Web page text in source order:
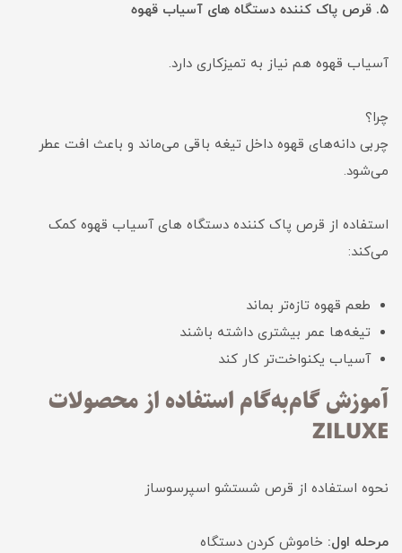
۵. قرص پاک کننده دستگاه های آسیاب قهوه
آسیاب قهوه هم نیاز به تمیزکاری دارد.
چرا؟
چربی دانه‌های قهوه داخل تیغه باقی می‌ماند و باعث افت عطر
می‌شود.
استفاده از قرص پاک کننده دستگاه های آسیاب قهوه کمک
می‌کند:
طعم قهوه تازه‌تر بماند
تیغه‌ها عمر بیشتری داشته باشند
آسیاب یکنواخت‌تر کار کند
آموزش گام‌به‌گام استفاده از محصولات
ZILUXE
نحوه استفاده از قرص شستشو اسپرسوساز
مرحله اول: خاموش کردن دستگاه